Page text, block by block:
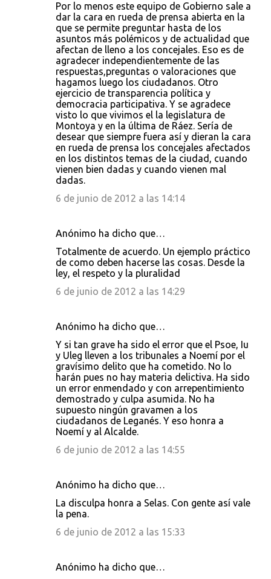
Por lo menos este equipo de Gobierno sale a
dar la cara en rueda de prensa abierta en la
que se permite preguntar hasta de los
asuntos más polémicos y de actualidad que
afectan de lleno a los concejales. Eso es de
agradecer independientemente de las
respuestas,preguntas o valoraciones que
hagamos luego los ciudadanos. Otro
ejercicio de transparencia política y
democracia participativa. Y se agradece
visto lo que vivimos el la legislatura de
Montoya y en la última de Ráez. Sería de
desear que siempre fuera así y dieran la cara
en rueda de prensa los concejales afectados
en los distintos temas de la ciudad, cuando
vienen bien dadas y cuando vienen mal
dadas.
6 de junio de 2012 a las 14:14
Anónimo ha dicho que…
Totalmente de acuerdo. Un ejemplo práctico
de como deben hacerse las cosas. Desde la
ley, el respeto y la pluralidad
6 de junio de 2012 a las 14:29
Anónimo ha dicho que…
Y si tan grave ha sido el error que el Psoe, Iu
y Uleg lleven a los tribunales a Noemí por el
gravísimo delito que ha cometido. No lo
harán pues no hay materia delictiva. Ha sido
un error enmendado y con arrepentimiento
demostrado y culpa asumida. No ha
supuesto ningún gravamen a los
ciudadanos de Leganés. Y eso honra a
Noemí y al Alcalde.
6 de junio de 2012 a las 14:55
Anónimo ha dicho que…
La disculpa honra a Selas. Con gente así vale
la pena.
6 de junio de 2012 a las 15:33
Anónimo ha dicho que…